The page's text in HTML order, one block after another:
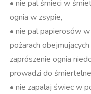
• nie pal śmieci w
ognia w zsypie,
• nie pal papierosów
pożarach
zaprószenie ognia
prowadzi do
• nie zapalaj świec w